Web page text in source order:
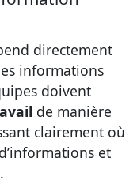
directement
informations
doivent
de manière
clairement où
et